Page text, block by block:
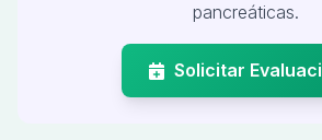
pancreáticas.
Solicitar